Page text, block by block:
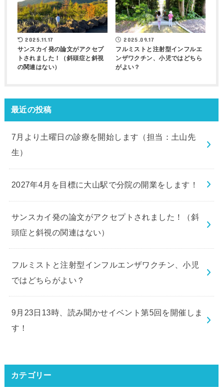
2025.11.17
サンスカイ発の論文がアクセプ
トされました！（斜頭症と斜視
の関連はない）
2025.09.17
フルミストと注射型インフルエ
ンザワクチン、小児ではどちら
がよい？
最近の投稿
7月より土曜日の診療を開始します（担当：土山先
生）
2027年4月を目標に大山駅で分院の開業をします！
サンスカイ発の論文がアクセプトされました！（斜
頭症と斜視の関連はない）
フルミストと注射型インフルエンザワクチン、小児
ではどちらがよい？
9月23日13時、読み聞かせイベント第5回を開催しま
す！
カテゴリー